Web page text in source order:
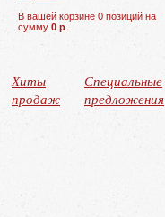
В вашей корзине 0 позиций на
сумму 0 р
Хиты
продаж
Специальные
предложения